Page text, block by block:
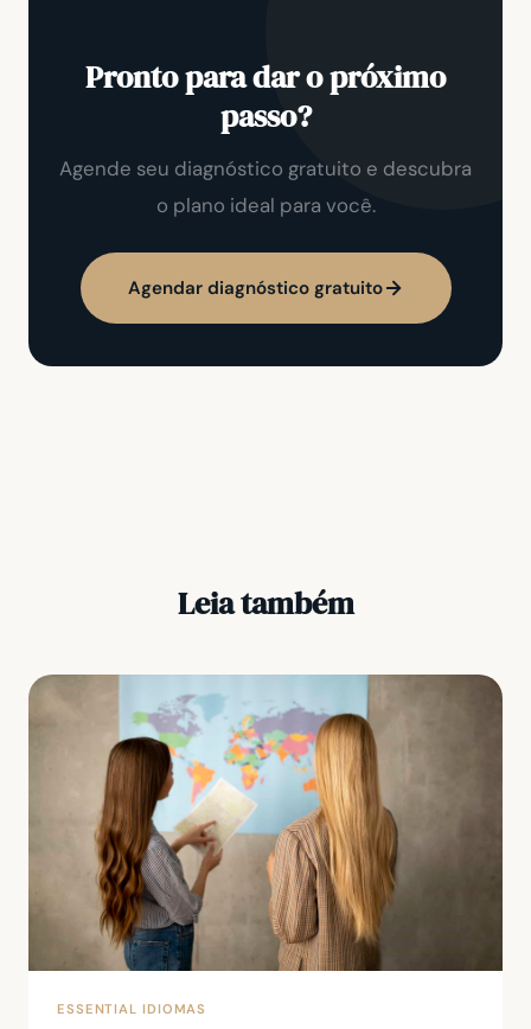
Pronto para dar o próximo
passo?
Agende seu diagnóstico gratuito e descubra
o plano ideal para você.
Agendar diagnóstico gratuito
Leia também
ESSENTIAL IDIOMAS